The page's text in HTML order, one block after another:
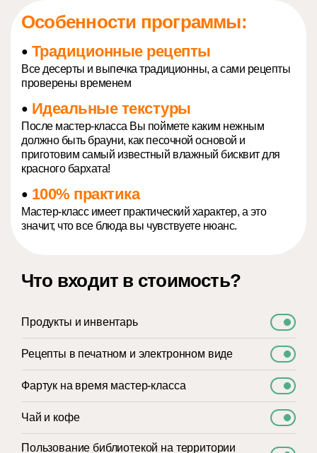
Особенности программы:
● Традиционные рецепты
Все десерты и выпечка традиционны, а сами рецепты
проверены временем
● Идеальные текстуры
После мастер-класса Вы поймете каким нежным
должно быть брауни, как песочной основой и
приготовим самый известный влажный бисквит для
красного бархата!
● 100% практика
Мастер-класс имеет практический характер, а это
значит, что все блюда вы чувствуете нюанс.
Что входит в стоимость?
Продукты и инвентарь
Рецепты в печатном и электронном виде
Фартук на время мастер-класса
Чай и кофе
Пользование библиотекой на территории